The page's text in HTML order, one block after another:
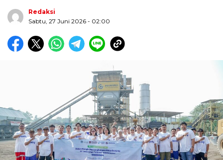
Redaksi
Sabtu, 27 Juni 2026 - 02:00